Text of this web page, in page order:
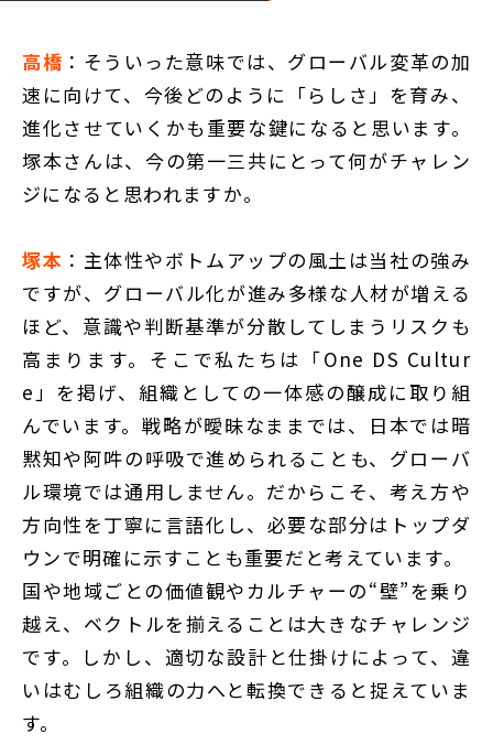
高橋 ：そういった意味では、グローバル変革の加
速に向けて、今後どのように「らしさ」を育み、
進化させていくかも重要な鍵になると思います。
塚本さんは、今の第一三共にとって何がチャレン
ジになると思われますか。
塚本 ：主体性やボトムアップの風土は当社の強み
ですが、グローバル化が進み多様な人材が増える
ほど、意識や判断基準が分散してしまうリスクも
高まります。そこで私たちは「One DS Cultur
e」を掲げ、組織としての一体感の醸成に取り組
んでいます。戦略が曖昧なままでは、日本では暗
黙知や阿吽の呼吸で進められることも、グローバ
ル環境では通用しません。だからこそ、考え方や
方向性を丁寧に言語化し、必要な部分はトップダ
ウンで明確に示すことも重要だと考えています。
国や地域ごとの価値観やカルチャーの“壁”を乗り
越え、ベクトルを揃えることは大きなチャレンジ
です。しかし、適切な設計と仕掛けによって、違
いはむしろ組織の力へと転換できると捉えていま
す。